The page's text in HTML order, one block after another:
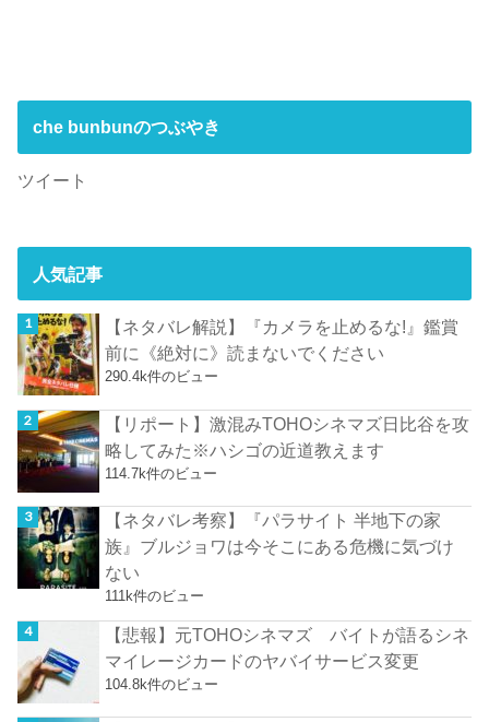
che bunbunのつぶやき
ツイート
人気記事
【ネタバレ解説】『カメラを止めるな!』鑑賞
前に《絶対に》読まないでください
290.4k件のビュー
【リポート】激混みTOHOシネマズ日比谷を攻
略してみた※ハシゴの近道教えます
114.7k件のビュー
【ネタバレ考察】『パラサイト 半地下の家
族』ブルジョワは今そこにある危機に気づけ
ない
111k件のビュー
【悲報】元TOHOシネマズ バイトが語るシネ
マイレージカードのヤバイサービス変更
104.8k件のビュー